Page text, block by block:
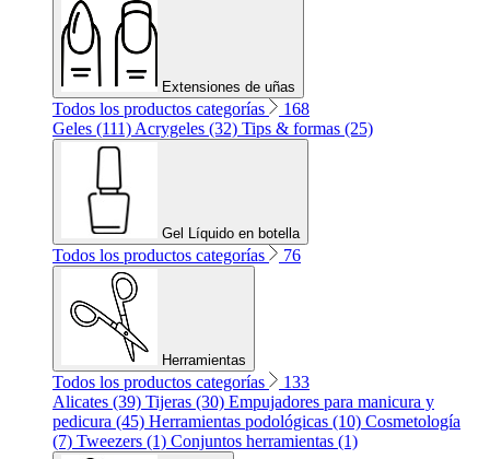
Extensiones de uñas
Todos los productos categorías
168
Geles (111) Acrygeles (32) Tips & formas (25)
Gel Líquido en botella
Todos los productos categorías 76
Herramientas
Todos los productos categorías
133
Alicates (39) Tijeras (30) Empujadores para manicura y
pedicura (45) Herramientas podológicas (10) Cosmetología
(7) Tweezers (1) Conjuntos herramientas (1)